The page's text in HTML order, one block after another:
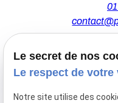
44 Avenue
91160
Le secret de nos
Le respect de votre
Notre site utilise des